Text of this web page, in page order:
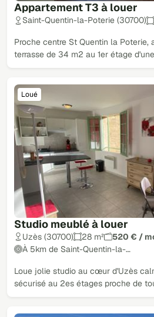
Appartement T3 à louer
Saint-Quentin-la-Poterie (30700)
Proche centre St Quentin la Poterie,
terrasse de 34 m2 au 1er étage
Studio meublé à louer
Loué
Uzès (30700) 28 m²
520 € /
À 5km de Saint-Quentin-la-…
Loue jolie studio au cœur d'Uzès
sécurisé au 2es étages proche de